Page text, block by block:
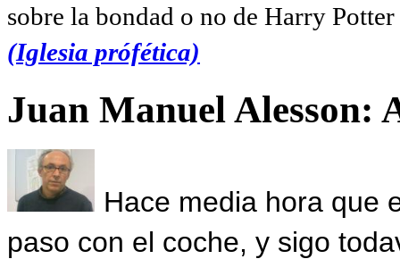
sobre la bondad o no de Harry
(Iglesia prófética)
Juan Manuel Alesson:
Hace media hora que
paso con el coche, y sigo